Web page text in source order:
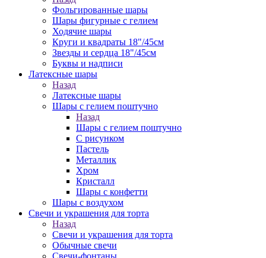
Фольгированные шары
Шары фигурные с гелием
Ходячие шары
Круги и квадраты 18"/45см
Звезды и сердца 18"/45см
Буквы и надписи
Латексные шары
Назад
Латексные шары
Шары с гелием поштучно
Назад
Шары с гелием поштучно
С рисунком
Пастель
Металлик
Хром
Кристалл
Шары с конфетти
Шары с воздухом
Свечи и украшения для торта
Назад
Свечи и украшения для торта
Обычные свечи
Свечи-фонтаны